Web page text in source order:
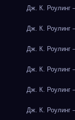
Дж. К. Роулинг
Дж. К. Роулинг
Дж. К. Роулинг
Дж. К. Роулинг
Дж. К. Роулинг
Дж. К. Роулинг